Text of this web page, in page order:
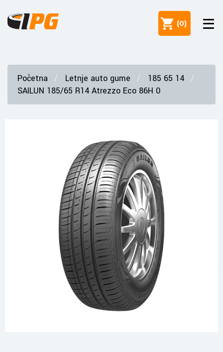
(0)
Početna Letnje auto gume
185 65 14
SAILUN 185/65 R14 Atrezzo Eco 86H 0